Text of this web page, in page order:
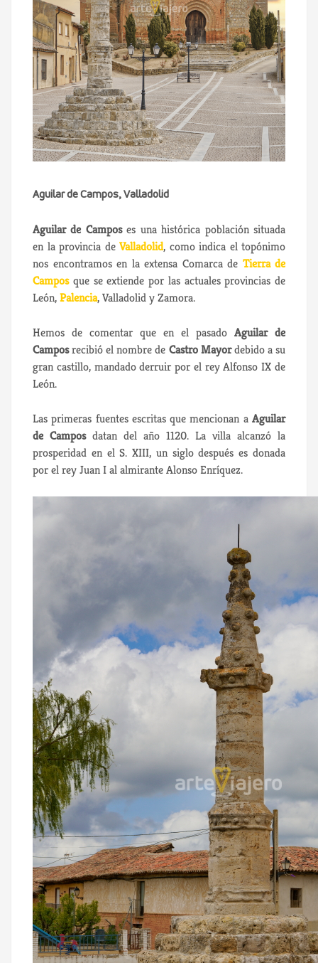
Aguilar de Campos, Valladolid
Aguilar de Camposes una histórica población situada
en la provincia de Valladolid, como indica el topónimo
nos encontramos en la extensa Comarca de Tierra de
Camposque se extiende por las actuales provincias de
León,Palencia, Valladolid y Zamora.
Hemos de comentar que en el pasado Aguilar de
Camposrecibió el nombre de Castro Mayordebido a su
gran castillo, mandado derruir por el rey Alfonso IX de
León.
Las primeras fuentes escritas que mencionan a Aguilar
de Camposdatan del año 1120. La villa alcanzó la
prosperidad en el S. XIII, un siglo después es donada
por el rey Juan I al almirante Alonso Enríquez.